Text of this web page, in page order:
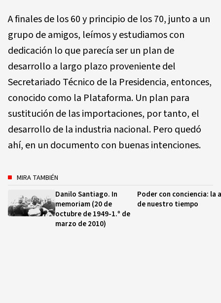
A finales de los 60 y principio de los 70, junto a un
grupo de amigos, leímos y estudiamos con
dedicación lo que parecía ser un plan de
desarrollo a largo plazo proveniente del
Secretariado Técnico de la Presidencia, entonces,
conocido como la Plataforma. Un plan para
sustitución de las importaciones, por tanto, el
desarrollo de la industria nacional. Pero quedó
ahí, en un documento con buenas intenciones.
MIRA TAMBIÉN
Danilo Santiago. In
memoriam (20 de
octubre de 1949-1.º de
marzo de 2010)
Poder con conciencia: la
de nuestro tiempo